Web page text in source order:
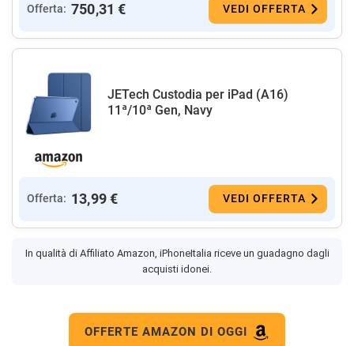
Offerta: 750,31 € VEDI OFFERTA
JETech Custodia per iPad (A16)
11ª/10ª Gen, Navy
Offerta: 13,99 € VEDI OFFERTA
In qualità di Affiliato Amazon, iPhoneItalia riceve un guadagno dagli
acquisti idonei.
OFFERTE AMAZON DI OGGI